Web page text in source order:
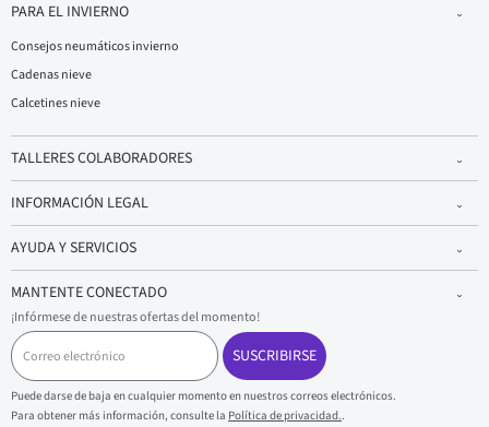
PARA EL INVIERNO
Consejos neumáticos invierno
Cadenas nieve
Calcetines nieve
TALLERES COLABORADORES
INFORMACIÓN LEGAL
AYUDA Y SERVICIOS
MANTENTE CONECTADO
¡Infórmese de nuestras ofertas del momento!
C
o
r
r
e
SUSCRIBIRSE
Puede darse de baja en cualquier momento en nuestros correos electrónicos.
Para obtener más información, consulte la Política de privacidad..